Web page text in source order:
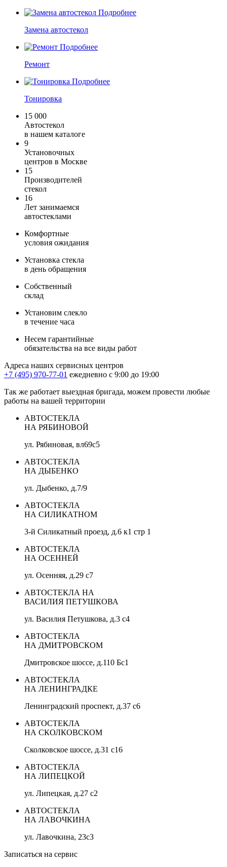
Подробнее
Замена автостекол
Подробнее
Ремонт
Подробнее
Тонировка
15 000
Автостекол
в нашем каталоге
9
Установочных
центров в Москве
15
Производителей
стекол
16
Лет занимаемся
автостеклами
Комфортные
условия ожидания
Установка стекла
в день обращения
Собственный
склад
Установим слекло
в течение часа
Несем гарантийные
обязательства на все виды работ
Адреса наших сервисных центров
+7 (495) 970-77-01 ежедневно с 9:00 до 19:00
Так же работает выездная бригада, можем провести любые
работы на вашей территории
АВТОСТЕКЛА
НА РЯБИНОВОЙ
ул. Рябиновая, вл69с5
АВТОСТЕКЛА
НА ДЫБЕНКО
ул. Дыбенко, д.7/9
АВТОСТЕКЛА
НА СИЛИКАТНОМ
3-й Силикатный проезд, д.6 к1 стр 1
АВТОСТЕКЛА
НА ОСЕННЕЙ
ул. Осенняя, д.29 с7
АВТОСТЕКЛА НА
ВАСИЛИЯ ПЕТУШКОВА
ул. Василия Петушкова, д.3 с4
АВТОСТЕКЛА
НА ДМИТРОВСКОМ
Дмитровское шоссе, д.110 Бс1
АВТОСТЕКЛА
НА ЛЕНИНГРАДКЕ
Ленинградский проспект, д.37 c6
АВТОСТЕКЛА
НА СКОЛКОВСКОМ
Сколковское шоссе, д.31 с16
АВТОСТЕКЛА
НА ЛИПЕЦКОЙ
ул. Липецкая, д.27 с2
АВТОСТЕКЛА
НА ЛАВОЧКИНА
ул. Лавочкина, 23с3
Записаться на сервис